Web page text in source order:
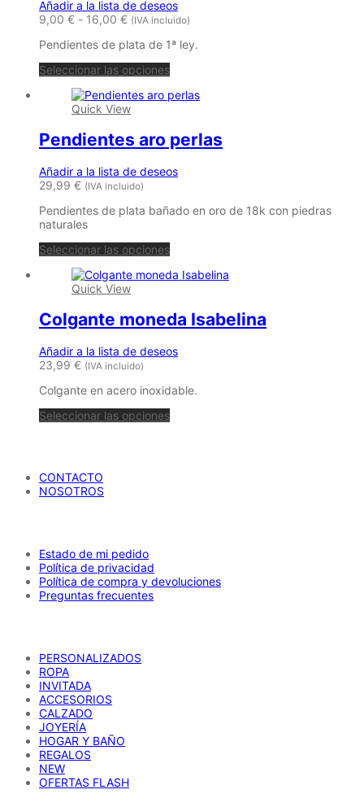
pueden
elegir
en
página
producto
Añadir a la lista de deseos
9,00 € - 16,00 €Rango
precios:
desde
9,00 €
16,00 €
(IVA incluido)
Pendientes de plata de 1ª ley.
Seleccionar las opcionesEste
tiene
Las
opciones
pueden
en
de
Quick View
Pendientes aro perlas
Añadir a la lista de deseos
29,99 € (IVA incluido)
Pendientes de plata bañado en oro de 18k con piedras
naturales
Seleccionar las opcionesEste
tiene
Las
opciones
pueden
en
página
Quick View
Colgante moneda Isabelina
Añadir a la lista de deseos
23,99 € (IVA incluido)
Colgante en acero inoxidable.
Seleccionar las opciones
CONTACTO
NOSOTROS
Estado de mi pedido
Política de privacidad
Política de compra y devoluciones
Preguntas frecuentes
PERSONALIZADOS
ROPA
INVITADA
ACCESORIOS
CALZADO
JOYERÍA
HOGAR Y BAÑO
REGALOS
NEW
OFERTAS FLASH